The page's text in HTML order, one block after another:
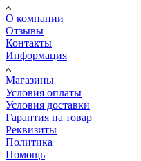
О компании
Отзывы
Контакты
Информация
Магазины
Условия оплаты
Условия доставки
Гарантия на товар
Реквизиты
Политика
Помощь